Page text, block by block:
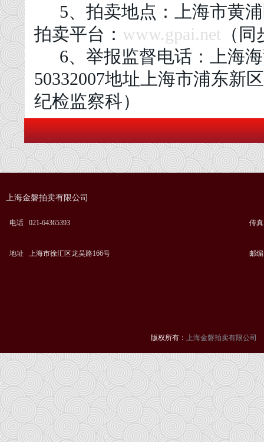
5、 拍卖地点：上海市黄
拍卖平台： www.gpai.net （
6、 举报监督电话：上海
50332007地址上海市浦东新
纪检监察科）
上海金磐拍卖有限公司
电话 021-64365393
地址 上海市徐汇区龙吴路166号
传
邮
版权所有： 上海金磐拍卖有限公司